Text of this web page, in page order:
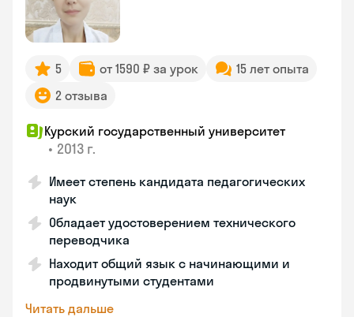
5 от 1590 ₽ за урок
15 лет опыта
2 отзыва
Курский государственный университет
• 2013 г.
Имеет степень кандидата педагогических
наук
Обладает удостоверением технического
переводчика
Находит общий язык с начинающими и
продвинутыми студентами
Читать дальше